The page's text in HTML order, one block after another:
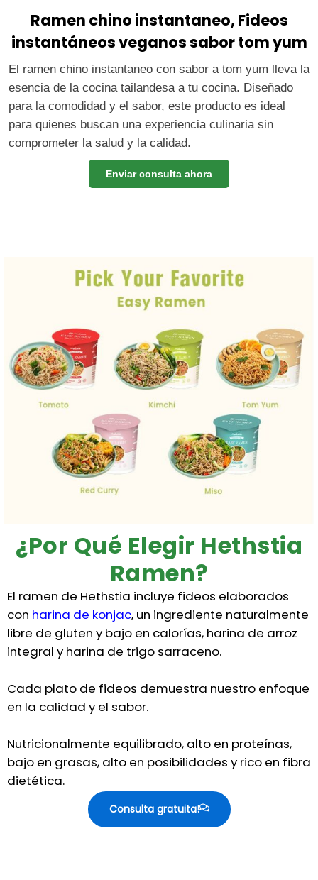
Ramen chino instantaneo, Fideos
instantáneos veganos sabor tom yum
El ramen chino instantaneo con sabor a tom yum lleva la
esencia de la cocina tailandesa a tu cocina. Diseñado
para la comodidad y el sabor, este producto es ideal
para quienes buscan una experiencia culinaria sin
comprometer la salud y la calidad.
Enviar consulta ahora
¿Por Qué Elegir Hethstia
Ramen?
El ramen de Hethstia incluye fideos elaborados
con harina de konjac, un ingrediente naturalmente
libre de gluten y bajo en calorías, harina de arroz
integral y harina de trigo sarraceno.
Cada plato de fideos demuestra nuestro enfoque
en la calidad y el sabor.
Nutricionalmente equilibrado, alto en proteínas,
bajo en grasas, alto en posibilidades y rico en fibra
dietética.
Consulta gratuita!